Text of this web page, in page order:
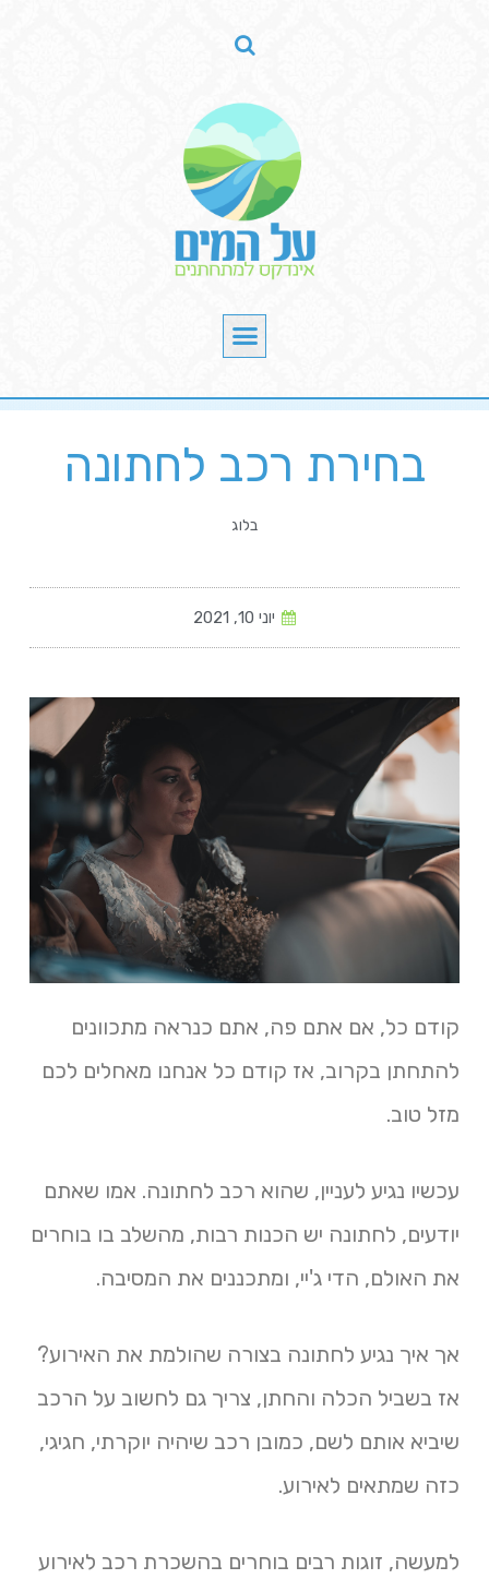
בחירת רכב לחתונה
בלוג
יוני 10, 2021
קודם כל, אם אתם פה, אתם כנראה מתכוונים
להתחתן בקרוב, אז קודם כל אנחנו מאחלים לכם
מזל טוב.
עכשיו נגיע לעניין, שהוא רכב לחתונה. אמו שאתם
יודעים, לחתונה יש הכנות רבות, מהשלב בו בוחרים
את האולם, הדי ג'יי, ומתכננים את המסיבה.
אך איך נגיע לחתונה בצורה שהולמת את האירוע?
אז בשביל הכלה והחתן, צריך גם לחשוב על הרכב
שיביא אותם לשם, כמובן רכב שיהיה יוקרתי, חגיגי,
כזה שמתאים לאירוע.
למעשה, זוגות רבים בוחרים בהשכרת רכב לאירוע